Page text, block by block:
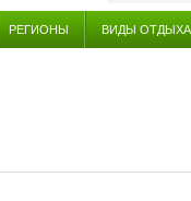
РЕГИОНЫ ВИДЫ ОТДЫХА